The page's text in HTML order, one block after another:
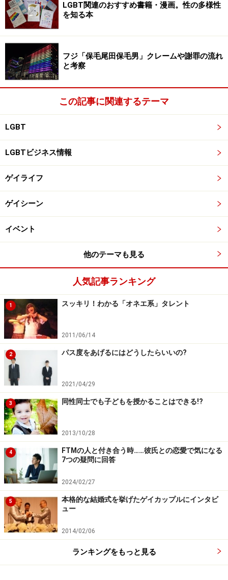
LGBT関連のおすすめ書籍・漫画。性の多様性
を知る本
フジ「保毛尾田保毛男」クレームや謝罪の流れ
と考察
この記事に関連するテーマ
LGBT
LGBTビジネス情報
ゲイライフ
ゲイシーン
イベント
他のテーマも見る
人気記事ランキング
1 スッキリ！わかる「オネエ系」タレント
2011/06/14
2 パス度をあげるにはどうしたらいいの?
2021/04/29
3 同性同士でも子どもを授かることはできる!?
2013/10/28
4
FTMの人と付き合う時……彼氏との恋愛で気になる
7つの疑問に回答
2024/02/27
5
本格的な結婚式を挙げたゲイカップルにインタビ
ュー
2014/02/06
ランキングをもっと見る